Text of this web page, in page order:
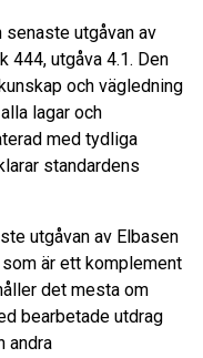
senaste utgåvan av
444, utgåva 4.1. Den
och vägledning
lagar och
med tydliga
standardens
utgåvan av Elbasen
är ett komplement
det mesta om
bearbetade utdrag
andra